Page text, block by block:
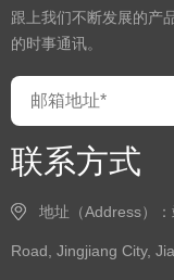
跟上我们不断发展的产
的时事通讯。
联系方式
地址（Address）
Road, Jingjiang City,